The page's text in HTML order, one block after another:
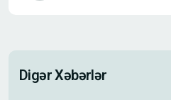
Digər Xəbərlər